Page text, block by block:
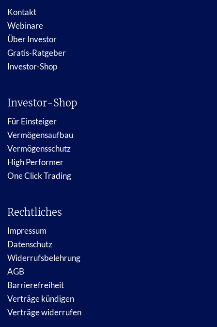
Kontakt
Webinare
Über Investor
Gratis-Ratgeber
Investor-Shop
Investor-Shop
Für Einsteiger
Vermögensaufbau
Vermögensschutz
High Performer
One Click Trading
Rechtliches
Impressum
Datenschutz
Widerrufsbelehrung
AGB
Barrierefreiheit
Verträge kündigen
Verträge widerrufen